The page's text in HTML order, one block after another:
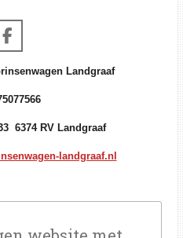
F
a
c
b
o
Landgraaf
6374 RV Landgraaf
landgraaf.nl